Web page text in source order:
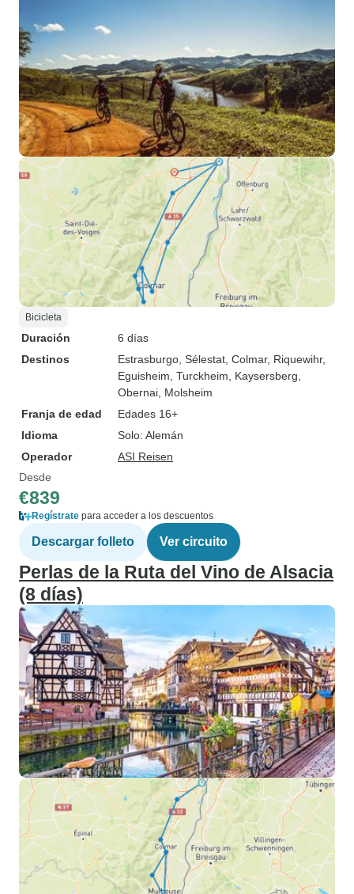
Bicicleta
Duración
6 días
Destinos
Estrasburgo , Sélestat , Colmar, Riquewihr,
Eguisheim , Turckheim , Kaysersberg
Obernai , Molsheim
Franja de edad
Edades 16+
Idioma
Solo: Alemán
Operador
ASI Reisen
Desde
€839
Regístrate para acceder a los descuentos
Descargar folleto Ver circuito
Perlas de la Ruta del Vino de Alsacia
(8 días)